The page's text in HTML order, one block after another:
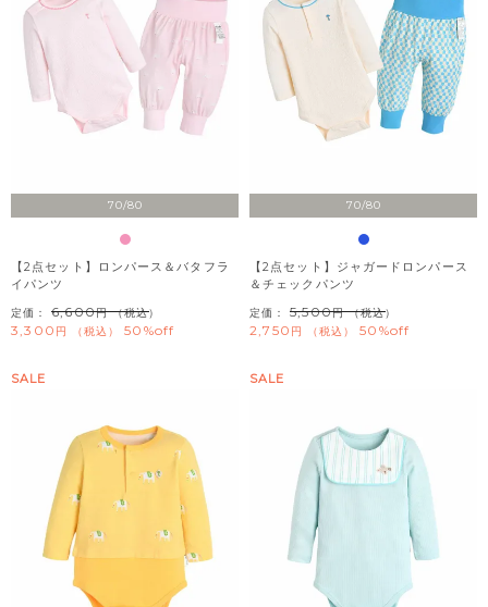
70/80
【2点セット】ロンパース＆バタフラ
イパンツ
定価： 6,600 （税込）
3,300 税込 50%off
70/80
【2点セット】ジャガードロンパース
＆チェックパンツ
定価： 5,500 （税込）
2,750 税込 50%off
SALE SALE